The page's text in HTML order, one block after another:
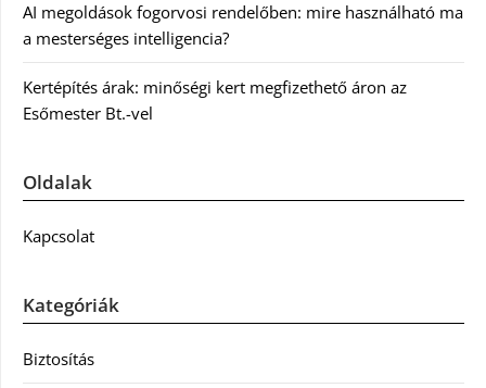
AI megoldások fogorvosi rendelőben: mire használható ma
a mesterséges intelligencia?
Kertépítés árak: minőségi kert megfizethető áron az
Esőmester Bt.-vel
Oldalak
Kapcsolat
Kategóriák
Biztosítás